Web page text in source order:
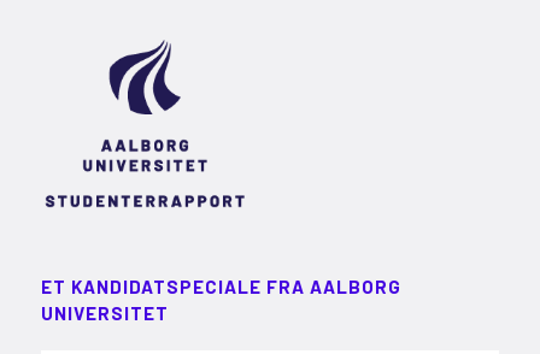
ET KANDIDATSPECIALE FRA AALBORG
UNIVERSITET